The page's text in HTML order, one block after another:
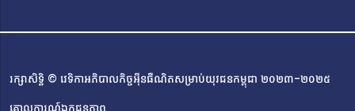
ធ្វើឱ្យវាក្លាយជាវេទិកាដ៏ជោគជ័យមួយ ដោយចូលរួមជាគណៈកម្មាធិការ
គេហទំព័រថ្មីនេះគឺ៖ «អ៊ីនធឺណិតគឺជាកន្លែងដ៏មានឥទ្ធិពលសម្រាប់ការ
តភ្ជាប់ និងការច្នៃប្រឌិត ប៉ុន្តែវាទាមទារការប្រើប្រាស់ប្រកបដោយភាព
ទទួលខុសត្រូវ និងការចូលរួមយ៉ាងសកម្ម។ បន្តការស្វែងយល់បន្ថែម
រក្សាសិទ្ធិ © វេទិកាអភិបាលកិច្ចអ៊ីនធឺណិតសម្រាប់យុវជនកម្ពុជា ២០២៣-២០២៥
គោលការណ៍ឯកជនភាព